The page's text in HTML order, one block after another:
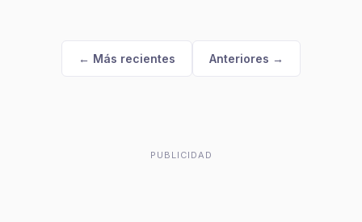
← Más recientes Anteriores →
PUBLICIDAD